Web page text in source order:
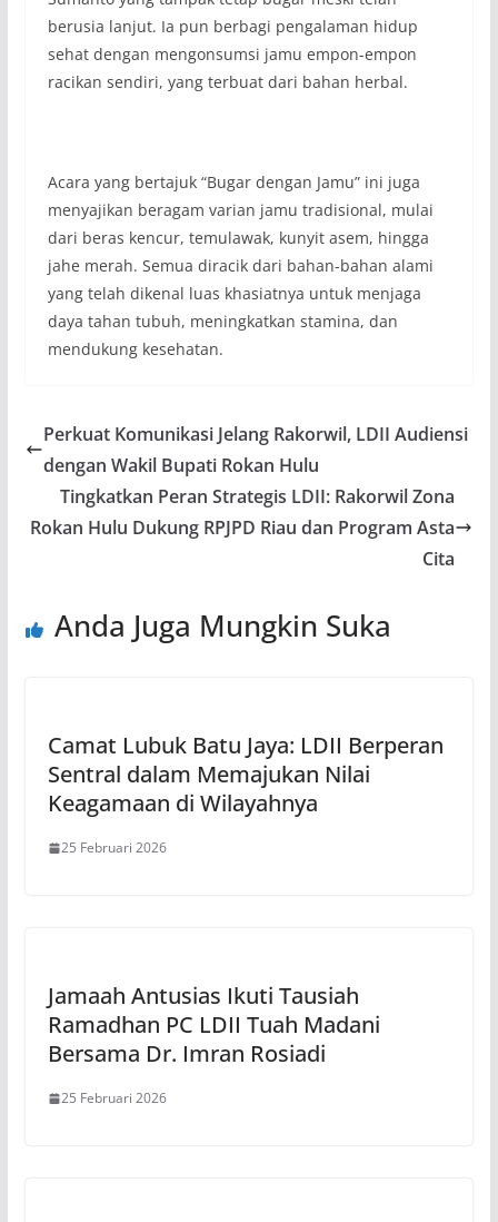
berusia lanjut. Ia pun berbagi pengalaman hidup
sehat dengan mengonsumsi jamu empon-empon
racikan sendiri, yang terbuat dari bahan herbal.
Acara yang bertajuk “Bugar dengan Jamu” ini juga
menyajikan beragam varian jamu tradisional, mulai
dari beras kencur, temulawak, kunyit asem, hingga
jahe merah. Semua diracik dari bahan-bahan alami
yang telah dikenal luas khasiatnya untuk menjaga
daya tahan tubuh, meningkatkan stamina, dan
mendukung kesehatan.
Perkuat Komunikasi Jelang Rakorwil, LDII Audiensi
dengan Wakil Bupati Rokan Hulu
Tingkatkan Peran Strategis LDII: Rakorwil Zona
Rokan Hulu Dukung RPJPD Riau dan Program Asta
Cita
Anda Juga Mungkin Suka
Camat Lubuk Batu Jaya: LDII Berperan
Sentral dalam Memajukan Nilai
Keagamaan di Wilayahnya
25 Februari 2026
Jamaah Antusias Ikuti Tausiah
Ramadhan PC LDII Tuah Madani
Bersama Dr. Imran Rosiadi
25 Februari 2026